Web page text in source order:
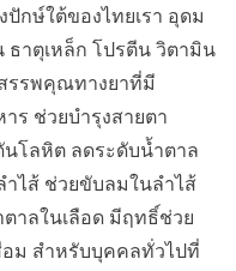
กษ์ใต้ของไทยเรา อุดม
ธาตุเหล็ก โปรตีน วิตามิน
รรพคุณทางยาที่มี
ร ช่วยบำรุงสายตา
โลหิต ลดระดับน้ำตาล
ำไส้ ช่วยขับลมในลำไส้
าลในเลือด มีฤทธิ์ช่วย
อม สำหรับบุคคลทั่วไปที่